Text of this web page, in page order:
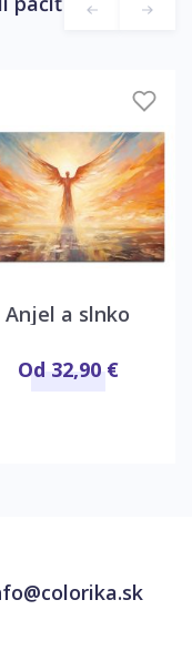
Anjel a slnko
Od 32,90 €